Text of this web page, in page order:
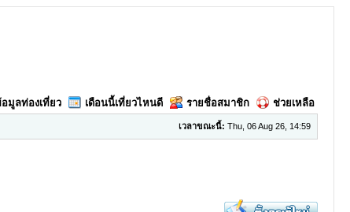
มูลท่องเที่ยว เดือนนี้เที่ยวไหนดี รายชื่อสมาชิก ช่วยเหลือ
เวลาขณะนี้: Thu, 06 Aug 26, 14:59